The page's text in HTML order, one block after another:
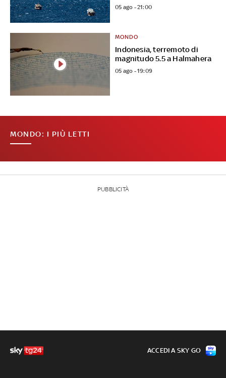
05 ago - 21:00
Indonesia, terremoto di
magnitudo 5.5 a Halmahera
MONDO
05 ago - 19:09
MONDO: I PIÙ LETTI
PUBBLICITÀ
ACCEDI A SKY GO